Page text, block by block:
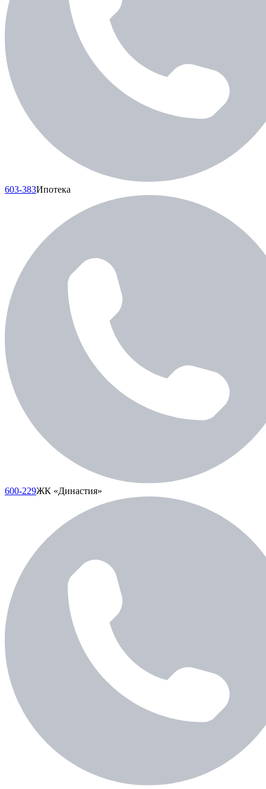
603-383Ипотека
600-229ЖК «Династия»